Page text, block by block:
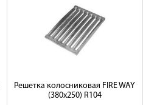
Решетка колосниковая FIRE WAY
(380х250) R104